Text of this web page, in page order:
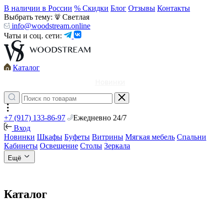
В наличии в России % Скидки Блог Отзывы Контакты
Выбрать тему:
Светлая
info@woodstream.online
Чаты и соц. сети:
Каталог
+7 (917) 133-86-97
Ежедневно 24/7
Вход
Новинки Шкафы Буфеты Витрины Мягкая мебель Спальни
Кабинеты Освещение Столы Зеркала
Ещё
Каталог